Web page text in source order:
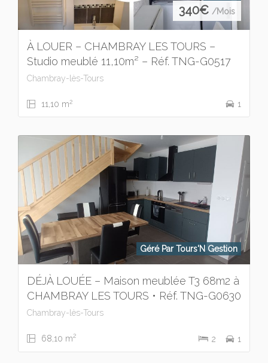
340€ /Mois
À LOUER – CHAMBRAY LES TOURS –
Studio meublé 11,10m² – Réf. TNG-G0517
Chambray-lès-Tours
11,10 m2 1
Géré Par Tours'N Gestion
DÉJÀ LOUÉE – Maison meublée T3 68m2 à
CHAMBRAY LES TOURS • Réf. TNG-G0630
Chambray-lès-Tours
68,10 m2 2 1